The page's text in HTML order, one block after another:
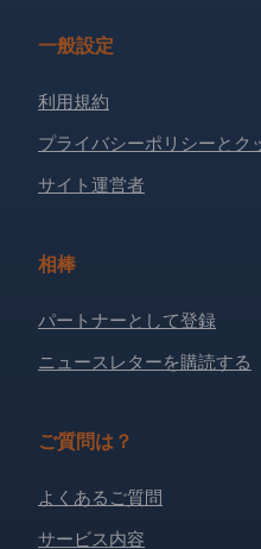
一般設定
利用規約
プライバシーポリシーとク
サイト運営者
相棒
パートナーとして登録
ニュースレターを購読する
ご質問は？
よくあるご質問
サービス内容